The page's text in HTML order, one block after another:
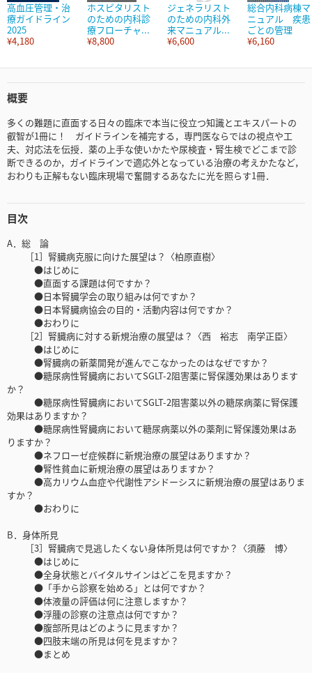
高血圧管理・治
療ガイドライン
2025
¥4,180
ホスピタリスト
のための内科診
療フローチャ...
¥8,800
ジェネラリスト
のための内科外
来マニュアル...
¥6,600
総合内科病棟マ
ニュアル 疾患
ごとの管理
¥6,160
概要
多くの難題に直面する日々の臨床で本当に役立つ知識とエキスパートの
叡智が1冊に！ ガイドラインを補完する，専門医ならではの視点や工
夫、対応法を伝授．薬の上手な使いかたや尿検査・腎生検でどこまで診
断できるのか，ガイドラインで適応外となっている治療の考えかたなど，
おわりも正解もない臨床現場で奮闘するあなたに光を照らす1冊．
目次
A．総 論
［1］腎臓病克服に向けた展望は？〈柏原直樹〉
●はじめに
●直面する課題は何ですか？
●日本腎臓学会の取り組みは何ですか？
●日本腎臓病協会の目的・活動内容は何ですか？
●おわりに
［2］腎臓病に対する新規治療の展望は？〈西 裕志 南学正臣〉
●はじめに
●腎臓病の新薬開発が進んでこなかったのはなぜですか？
●糖尿病性腎臓病においてSGLT-2阻害薬に腎保護効果はあります
か？
●糖尿病性腎臓病においてSGLT-2阻害薬以外の糖尿病薬に腎保護
効果はありますか？
●糖尿病性腎臓病において糖尿病薬以外の薬剤に腎保護効果はあ
りますか？
●ネフローゼ症候群に新規治療の展望はありますか？
●腎性貧血に新規治療の展望はありますか？
●高カリウム血症や代謝性アシドーシスに新規治療の展望はありま
すか？
●おわりに
B．身体所見
［3］腎臓病で見逃したくない身体所見は何ですか？〈須藤 博〉
●はじめに
●全身状態とバイタルサインはどこを見ますか？
●「手から診察を始める」とは何ですか？
●体液量の評価は何に注意しますか？
●浮腫の診察の注意点は何ですか？
●腹部所見はどのように見ますか？
●四肢末端の所見は何を見ますか？
●まとめ